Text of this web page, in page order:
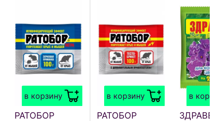
в корзину
РАТОБОР
в корзину
РАТОБОР
в